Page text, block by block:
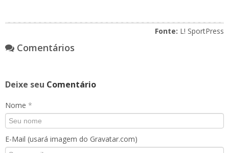
Fonte: L! SportPress
Comentários
Deixe seu Comentário
Nome *
E-Mail (usará imagem do Gravatar.com)